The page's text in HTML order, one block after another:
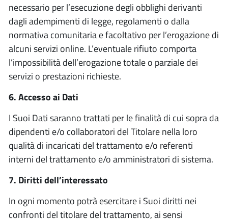
necessario per l’esecuzione degli obblighi derivanti
dagli adempimenti di legge, regolamenti o dalla
normativa comunitaria e facoltativo per l’erogazione di
alcuni servizi online. L’eventuale rifiuto comporta
l’impossibilità dell’erogazione totale o parziale dei
servizi o prestazioni richieste.
6. Accesso ai Dati
I Suoi Dati saranno trattati per le finalità di cui sopra da
dipendenti e/o collaboratori del Titolare nella loro
qualità di incaricati del trattamento e/o referenti
interni del trattamento e/o amministratori di sistema.
7. Diritti dell’interessato
In ogni momento potrà esercitare i Suoi diritti nei
confronti del titolare del trattamento, ai sensi